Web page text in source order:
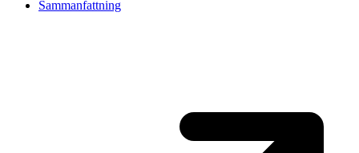
Sammanfattning